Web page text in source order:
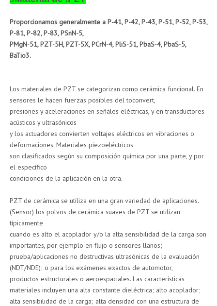
Proporcionamos generalmente a P-41, P-42, P-43, P-51, P-52, P-53,
P-81, P-82, P-83, PSnN-5,
PMgN-51, PZT-5H, PZT-5X, PCrN-4, PliS-51, PbaS-4, PbaS-5,
BaTio3.
Los materiales de PZT se categorizan como cerámica funcional. En
sensores le hacen fuerzas posibles del toconvert,
presiones y aceleraciones en señales eléctricas, y en transductores
acústicos y ultrasónicos
y los actuadores convierten voltajes eléctricos en vibraciones o
deformaciones. Materiales piezoeléctricos
son clasificados según su composición química por una parte, y por
el específico
condiciones de la aplicación en la otra.
PZT de cerámica se utiliza en una gran variedad de aplicaciones.
(Sensor) los polvos de cerámica suaves de PZT se utilizan
típicamente
cuando es alto el acoplador y/o la alta sensibilidad de la carga son
importantes, por ejemplo en flujo o sensores llanos;
prueba/aplicaciones no destructivas ultrasónicas de la evaluación
(NDT/NDE); o para los exámenes exactos de automotor,
productos estructurales o aeroespaciales. Las características
materiales incluyen una alta constante dieléctrica; alto acoplador;
alta sensibilidad de la carga; alta densidad con una estructura de